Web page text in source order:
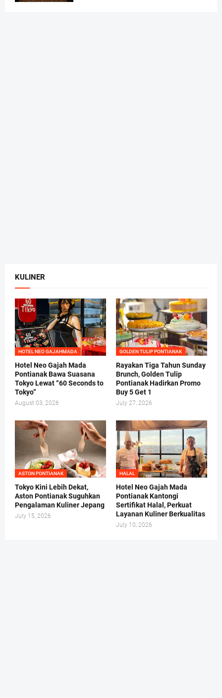
KULINER
HOTEL NEO GAJAHMADA
Hotel Neo Gajah Mada
Pontianak Bawa Suasana
Tokyo Lewat “60 Seconds to
Tokyo”
August 03, 2026
GOLDEN TULIP PONTIANAK
Rayakan Tiga Tahun Sunday
Brunch, Golden Tulip
Pontianak Hadirkan Promo
Buy 5 Get 1
July 27, 2026
ASTON PONTIANAK
Tokyo Kini Lebih Dekat,
Aston Pontianak Suguhkan
Pengalaman Kuliner Jepang
July 15, 2026
HALAL
Hotel Neo Gajah Mada
Pontianak Kantongi
Sertifikat Halal, Perkuat
Layanan Kuliner Berkualitas
July 10, 2026